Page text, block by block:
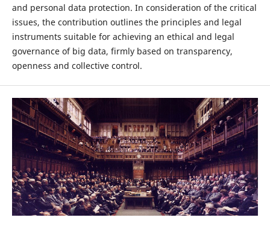
and personal data protection. In consideration of the critical
issues, the contribution outlines the principles and legal
instruments suitable for achieving an ethical and legal
governance of big data, firmly based on transparency,
openness and collective control.